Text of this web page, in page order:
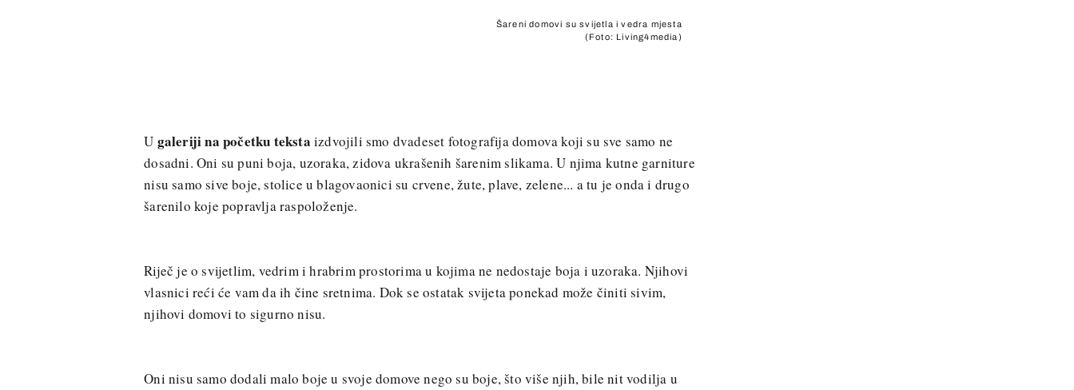
Šareni domovi su svijetla i vedra mjesta
(Foto: Living4media)
U galeriji na početku teksta izdvojili smo dvadeset fotografija domova koji su sve samo ne
dosadni. Oni su puni boja, uzoraka, zidova ukrašenih šarenim slikama. U njima kutne garniture
nisu samo sive boje, stolice u blagovaonici su crvene, žute, plave, zelene... a tu je onda i drugo
šarenilo koje popravlja raspoloženje.
Riječ je o svijetlim, vedrim i hrabrim prostorima u kojima ne nedostaje boja i uzoraka. Njihovi
vlasnici reći će vam da ih čine sretnima. Dok se ostatak svijeta ponekad može činiti sivim,
njihovi domovi to sigurno nisu.
Oni nisu samo dodali malo boje u svoje domove nego su boje, što više njih, bile nit vodilja u